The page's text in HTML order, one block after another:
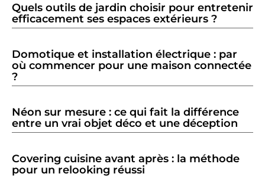
Quels outils de jardin choisir pour entretenir
efficacement ses espaces extérieurs ?
Domotique et installation électrique : par
où commencer pour une maison connectée
?
Néon sur mesure : ce qui fait la différence
entre un vrai objet déco et une déception
Covering cuisine avant après : la méthode
pour un relooking réussi